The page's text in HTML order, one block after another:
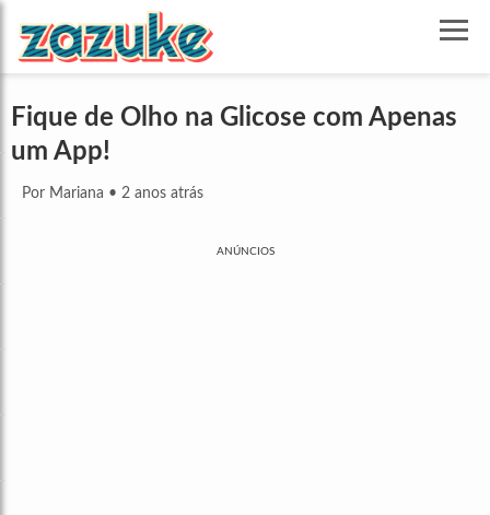
Fique de Olho na Glicose com Apenas
um App!
Por Mariana • 2 anos atrás
ANÚNCIOS